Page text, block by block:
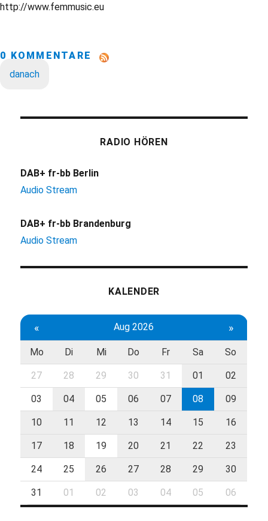
http://www.femmusic.eu
0 KOMMENTARE
danach
RADIO HÖREN
DAB+ fr-bb Berlin
Audio Stream
DAB+ fr-bb Brandenburg
Audio Stream
KALENDER
« Aug 2026 »
Mo Di Mi Do Fr Sa So
27 28 29 30 31 01 02
03 04 05 06 07 08 09
10 11 12 13 14 15 16
17 18 19 20 21 22 23
24 25 26 27 28 29 30
31 01 02 03 04 05 06